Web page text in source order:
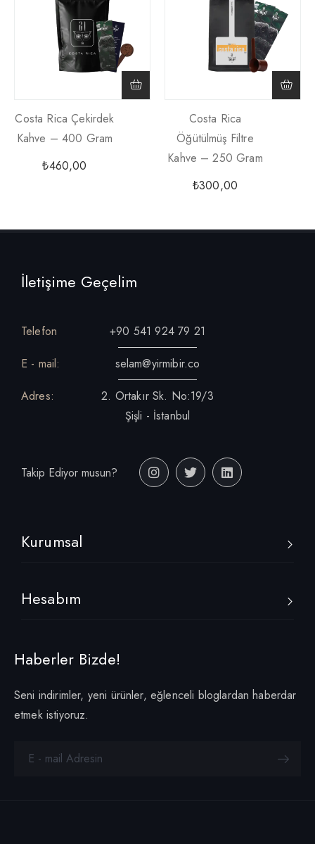
Costa Rica Çekirdek
Kahve – 400 Gram
₺460,00
Costa Rica
Öğütülmüş Filtre
Kahve – 250 Gram
₺300,00
İletişime Geçelim
Telefon
+90 541 924 79 21
E - mail:
selam@yirmibir.co
Adres:
2. Ortakır Sk. No:19/3
Şişli - İstanbul
Takip Ediyor musun?
Kurumsal
Hesabım
Haberler Bizde!
Seni indirimler, yeni ürünler, eğlenceli bloglardan haberdar
etmek istiyoruz.